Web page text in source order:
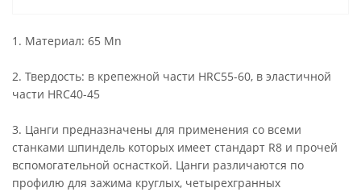
1. Материал: 65 Mn
2. Твердость: в крепежной части HRC55-60, в эластичной
части HRC40-45
3. Цанги предназначены для применения со всеми
станками шпиндель которых имеет стандарт R8 и прочей
вспомогательной оснасткой. Цанги различаются по
профилю для зажима круглых, четырехгранных